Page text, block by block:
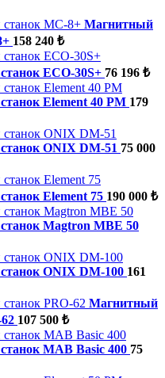
Магнитный
158 240 ₺
ECO-30S+ 76 196 ₺
Element 40 PM 179
ONIX DM-51 75 000
Element 75 190 000 ₺
Magtron MBE 50
ONIX DM-100 161
Магнитный
107 500 ₺
MAB Basic 400 75